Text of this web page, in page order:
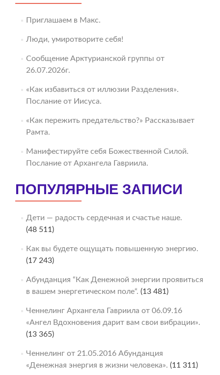
Приглашаем в Макс.
Люди, умиротворите себя!
Сообщение Арктурианской группы от
26.07.2026г.
«Как избавиться от иллюзии Разделения».
Послание от Иисуса.
«Как пережить предательство?» Рассказывает
Рамта.
Манифестируйте себя Божественной Силой.
Послание от Архангела Гавриила.
ПОПУЛЯРНЫЕ ЗАПИСИ
Дети — радость сердечная и счастье наше.
(48 511)
Как вы будете ощущать повышенную энергию.
(17 243)
Абунданция “Как Денежной энергии проявиться
в вашем энергетическом поле“. (13 481)
Ченнелинг Архангела Гавриила от 06.09.16
«Ангел Вдохновения дарит вам свои вибрации».
(13 365)
Ченнелинг от 21.05.2016 Абунданция
«Денежная энергия в жизни человека». (11 311)